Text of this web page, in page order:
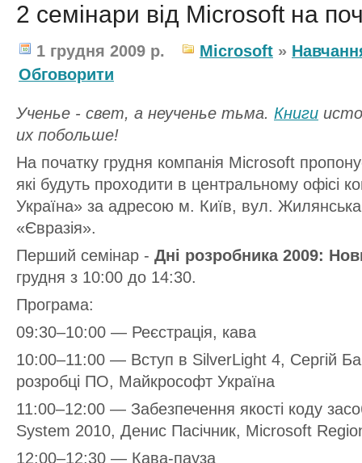
2 семінари від Microsoft на
1 грудня 2009 р. Microsoft »
Обговорити
Ученье - свет, а неученье тьма. Книги
их побольше!
На початку грудня компанія Microsoft
які будуть проходити в центральному офісі
Україна» за адресою м. Київ, вул. Жилянська
«Євразія».
Перший семінар - Дні розробника 2009:
грудня з 10:00 до 14:30.
Програма:
09:30–10:00 — Реєстрація, кава
10:00–11:00 — Вступ в SilverLight 4, Сергій
розробці ПО, Майкрософт Україна
11:00–12:00 — Забезпечення якості коду
System 2010, Денис Пасічник, Microsoft
12:00–12:30 — Кава-пауза